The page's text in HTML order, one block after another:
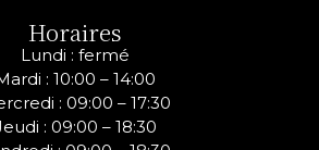
Horaires
Lundi : fermé
: 10:00 – 14:00
: 09:00 – 17:30
: 09:00 – 18:30